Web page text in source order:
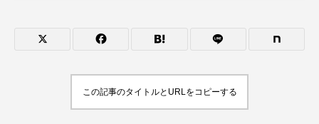
この記事のタイトルとURLをコピーする